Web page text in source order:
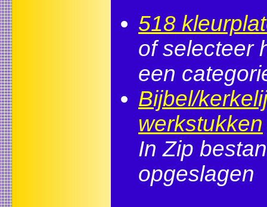
518
of selecteer
een
Bijbel/
werkstukken
In Zip
opgeslagen